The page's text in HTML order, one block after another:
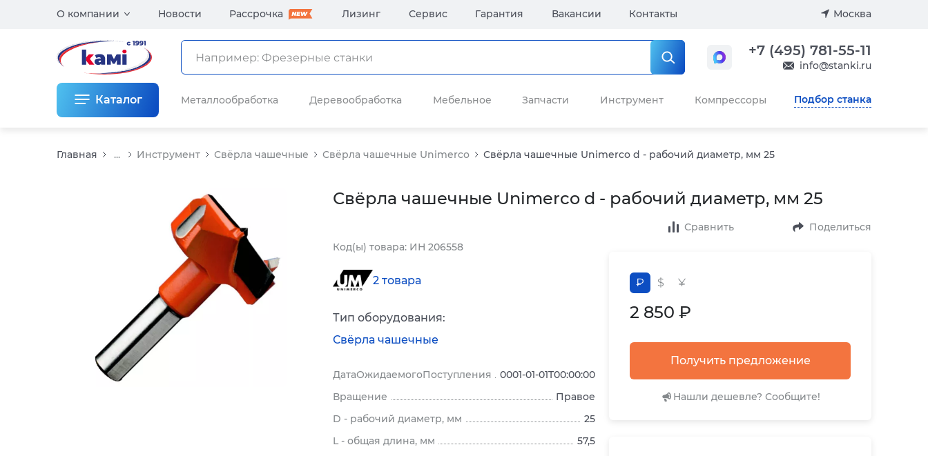
О компании Новости Рассрочка Лизинг Сервис Гарантия Вакансии Контакты Москва
+7 (495) 781-55-11
info@stanki.ru
Каталог Металлообработка Деревообработка Мебельное Запчасти Инструмент Компрессоры Подбор станка
Главная ... Инструмент Свёрла чашечные Свёрла чашечные Unimerco Свёрла чашечные Unimerco d - рабочий диаметр, мм 25
Свёрла чашечные Unimerco d - рабочий диаметр, мм 25
Код(ы) товара: ИН 206558
Сравнить Поделиться
₽ $ ¥
2 850 ₽
Получить предложение
Нашли дешевле? Сообщите!
2 товара
Тип оборудования:
Свёрла чашечные
ДатаОжидаемогоПоступления
0001-01-01T00:00:00
Вращение
Правое
D - рабочий диаметр, мм
25
L - общая длина, мм
57,5